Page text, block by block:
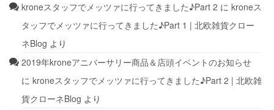
kroneスタッフでメッツァに行ってきました♪Part 2 に kroneス
タッフでメッツァに行ってきました♪Part 1 | 北欧雑貨クロー
ネBlog より
2019年kroneアニバーサリー商品＆店頭イベントのお知らせ
に kroneスタッフでメッツァに行ってきました♪Part 2 | 北欧雑
貨クローネBlog より